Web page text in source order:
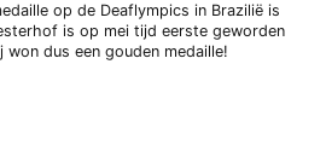
op de Deaflympics in Brazilië is
is op mei tijd eerste geworden
dus een gouden medaille!